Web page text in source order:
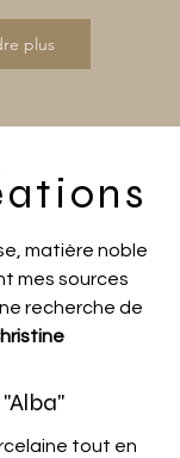
plus
matière noble
mes sources
recherche de
tout en